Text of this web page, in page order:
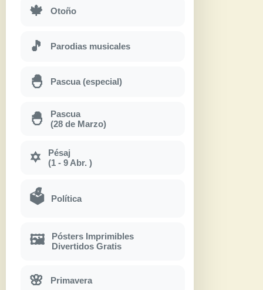
🍁 Otoño
🎵 Parodias musicales
🐣 Pascua (especial)
🐣
Pascua
(28 de Marzo)
✡
Pésaj
(1 - 9 Abr. )
🗳 Política
🖼
Pósters Imprimibles
Divertidos Gratis
🌸 Primavera